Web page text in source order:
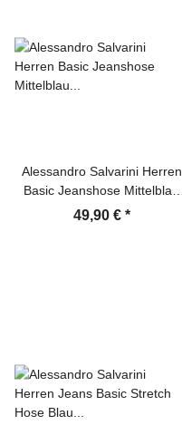
Alessandro Salvarini Herren
Basic Jeanshose Mittelblau
Comfort Fit
49,90 € *